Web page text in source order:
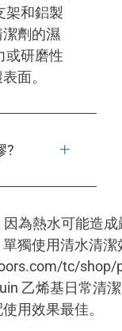
架和鋁製
劑的濕
或研磨性
面。
?
為熱水可能造成
獨使用清水清潔
tc/shop/
乙烯基日常清
用效果最佳。